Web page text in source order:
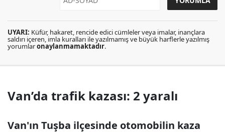
UYARI: Küfür, hakaret, rencide edici cümleler veya imalar, inançlara
saldırı içeren, imla kuralları ile yazılmamış ve büyük harflerle yazılmış
yorumlaronaylanmamaktadır.
Van’da trafik kazası: 2 yaralı
Van'ın Tuşba ilçesinde otomobilin kaza